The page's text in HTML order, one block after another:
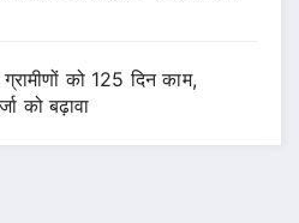
को 125 दिन काम,
को बढ़ावा